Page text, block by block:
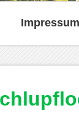
Impressum